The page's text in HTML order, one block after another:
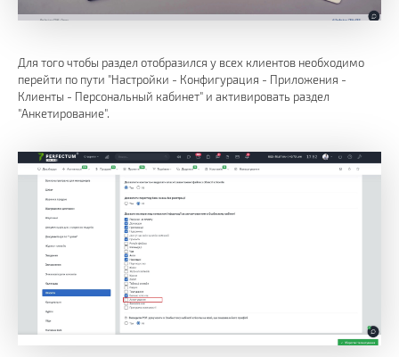
Для того чтобы раздел отобразился у всех клиентов необходимо
перейти по пути "Настройки - Конфигурация - Приложения -
Клиенты - Персональный кабинет" и активировать раздел
"Анкетирование".